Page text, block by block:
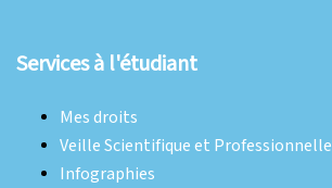
Services à l'étudiant
Mes droits
Veille Scientifique et Professionnelle
Infographies